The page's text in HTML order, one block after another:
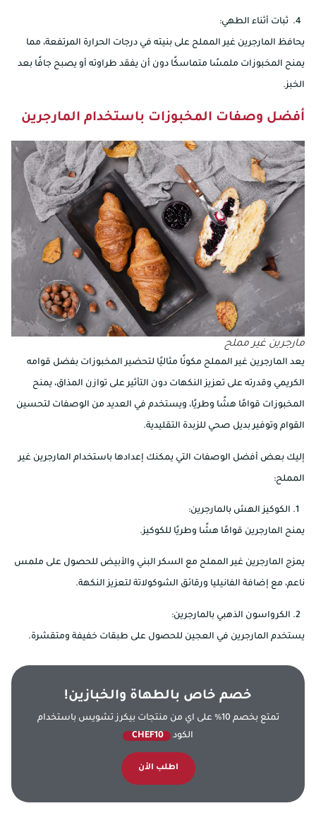
ثبات أثناء الطهي:
يحافظ المارجرين غير المملح على بنيته في درجات الحرارة المرتفعة، مما
يمنح المخبوزات ملمسًا متماسكًا دون أن يفقد طراوته أو يصبح جافًا بعد
الخبز.
أفضل وصفات المخبوزات باستخدام المارجرين
مارجرين غير مملح
يعد المارجرين غير المملح مكونًا مثاليًا لتحضير المخبوزات بفضل قوامه
الكريمي وقدرته على تعزيز النكهات دون التأثير على توازن المذاق، يمنح
المخبوزات قوامًا هشًا وطريًا، ويستخدم في العديد من الوصفات لتحسين
القوام وتوفير بديل صحي للزبدة التقليدية.
إليك بعض أفضل الوصفات التي يمكنك إعدادها باستخدام المارجرين غير
المملح:
الكوكيز الهش بالمارجرين:
يمنح المارجرين قوامًا هشًا وطريًا للكوكيز.
يمزج المارجرين غير المملح مع السكر البني والأبيض للحصول على ملمس
ناعم، مع إضافة الفانيليا ورقائق الشوكولاتة لتعزيز النكهة.
الكرواسون الذهبي بالمارجرين:
يستخدم المارجرين في العجين للحصول على طبقات خفيفة ومتقشرة.
خصم خاص بالطهاة والخبازين!
تمتع بخصم 10% على اي من منتجات بيكرز تشويس باستخدام
الكود
CHEF10
اطلب الأن